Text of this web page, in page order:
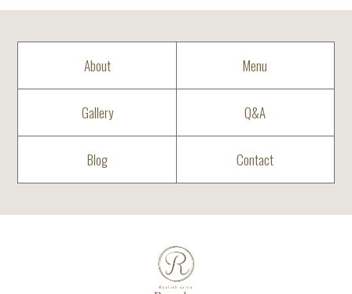
About Menu
Gallery Q&A
Blog Contact